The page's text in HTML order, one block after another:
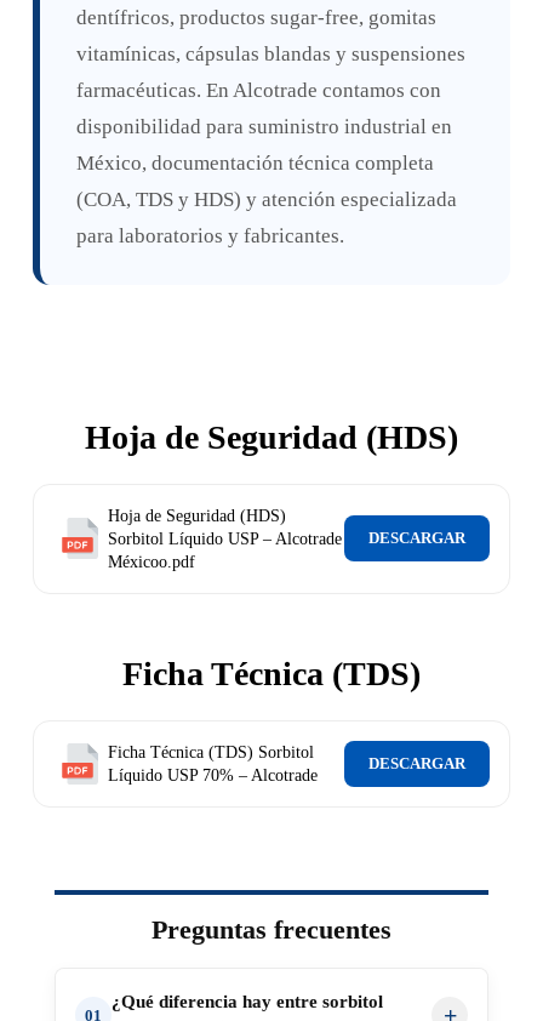
dentífricos, productos sugar-free, gomitas
vitamínicas, cápsulas blandas y suspensiones
farmacéuticas. En Alcotrade contamos con
disponibilidad para suministro industrial en
México, documentación técnica completa
(COA, TDS y HDS) y atención especializada
para laboratorios y fabricantes.
Hoja de Seguridad (HDS)
Hoja de Seguridad (HDS)
Sorbitol Líquido USP – Alcotrade
Méxicoo.pdf
DESCARGAR
Ficha Técnica (TDS)
Ficha Técnica (TDS) Sorbitol
Líquido USP 70% – Alcotrade
DESCARGAR
Preguntas frecuentes
¿Qué diferencia hay entre sorbitol
+